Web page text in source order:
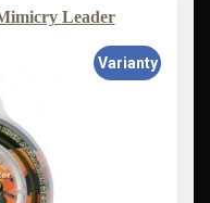
Leader
Varianty